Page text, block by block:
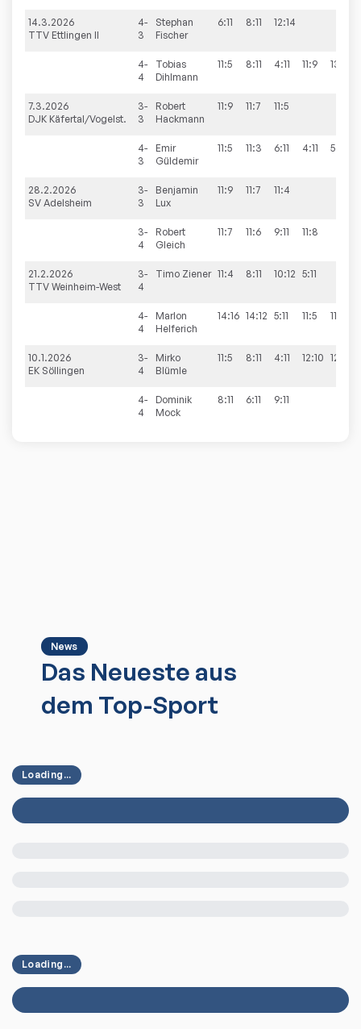
14.3.2026
TTV Ettlingen II
4-
3
Stephan
Fischer
6:11 8:11 12:14
4-
4
Tobias
Dihlmann
11:5 8:11 4:11 11:9 13:11
7.3.2026
DJK Käfertal/Vogelst.
3-
3
Robert
Hackmann
11:9 11:7 11:5
4-
3
Emir
Güldemir
11:5 11:3 6:11 4:11 5:11
28.2.2026
SV Adelsheim
3-
3
Benjamin
Lux
11:9 11:7 11:4
3-
4
Robert
Gleich
11:7 11:6 9:11 11:8
21.2.2026
TTV Weinheim-West
3-
4
Timo Ziener 11:4 8:11 10:12 5:11
4-
4
Marlon
Helferich
14:16 14:12 5:11 11:5 11:7
10.1.2026
EK Söllingen
3-
4
Mirko
Blümle
11:5 8:11 4:11 12:10 12:10
4-
4
Dominik
Mock
8:11 6:11 9:11
News
Das Neueste aus
dem Top-Sport
Loading...
Loading...